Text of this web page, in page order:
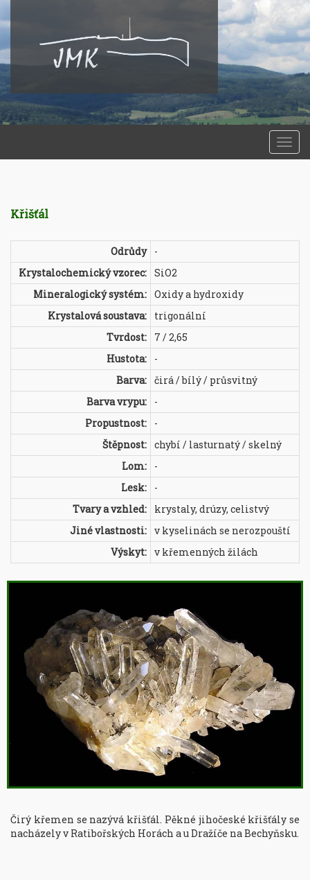
Křišťál
Odrůdy
-
Krystalochemický vzorec: SiO2
Mineralogický systém: Oxidy a hydroxidy
Krystalová soustava:
trigonální
Tvrdost:
7 / 2,65
Hustota:
-
Barva: čirá / bílý / průsvitný
Barva vrypu:
-
Propustnost:
-
Štěpnost: chybí / lasturnatý / skelný
Lom:
-
Lesk:
-
Tvary a vzhled:
krystaly, drúzy, celistvý
Jiné vlastnosti: v kyselinách se nerozpouští
Výskyt: v křemenných žilách
Čirý křemen se nazývá křišťál. Pěkné jihočeské křišťály se
nacházely v Ratibořských Horách a u Dražíče na Bechyňsku.